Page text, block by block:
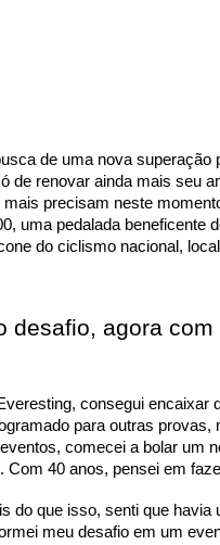
de uma nova superação
de renovar ainda mais seu
mais precisam neste
uma pedalada beneficente
do ciclismo nacional,
desafio, agora
consegui
para outras
comecei a bolar um
Com 40 anos, pensei em
do que isso, senti que
meu desafio em um